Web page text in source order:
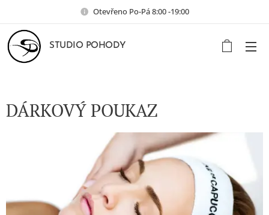
Otevřeno Po-Pá 8:00 -19:00
STUDIO POHODY
DÁRKOVÝ POUKAZ